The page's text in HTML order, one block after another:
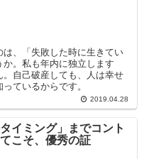
、「失敗した時に生きてい
。私も年内に独立します
自己破産しても、人は幸せ
ているからです。
2019.04.28
タイミング」までコント
こそ、優秀の証